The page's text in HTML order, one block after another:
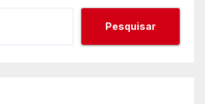
Pesquisar